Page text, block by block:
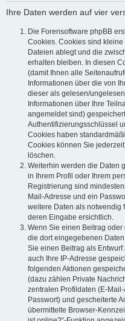
Ihre Daten werden auf vier
Die Forensoftware phpBB
Cookies. Cookies sind
Dateien ablegt und die
erhalten bleiben. In diesen
(damit Ihnen alle
Informationen über die von
dieser als gelesen/
Informationen über Ihre
angemeldet sind)
Authentifizierungsschlüssel
Cookies haben
Cookies können Sie
löschen.
Weiterhin werden die Daten
in Ihrem Profil oder Ihrem
Registrierung sind
Mail-Adresse und ein
weitere Daten als notwendig
deren Eingabe ersichtlich.
Wenn Sie einen Beitrag
die dort eingegebenen
Sie einen Beitrag als
auch Ihre IP-Adresse
folgenden Aktionen
(dazu zählen Private
zentralen Profildaten (E-
Passwort) und gescheiterte
übermittelte Browser-